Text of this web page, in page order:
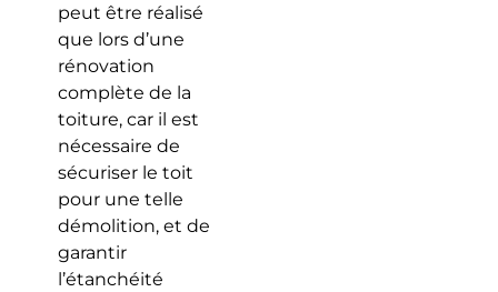
peut être réalisé
que lors d’une
rénovation
complète de la
toiture, car il est
nécessaire de
sécuriser le toit
pour une telle
démolition, et de
garantir
l’étanchéité